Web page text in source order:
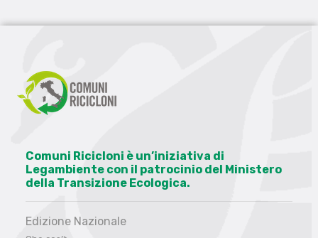
Comuni Ricicloni è un’iniziativa di
Legambiente con il patrocinio del Ministero
della Transizione Ecologica.
Edizione Nazionale